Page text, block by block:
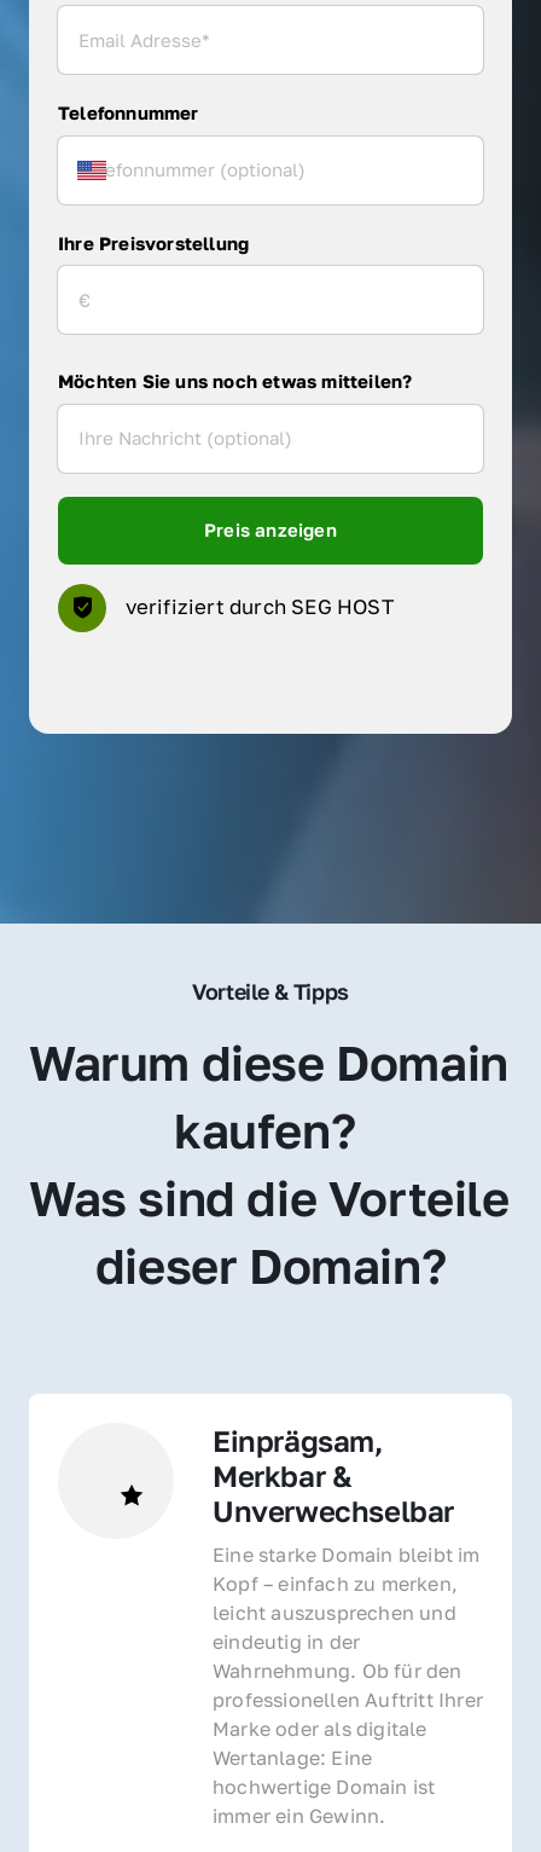
Telefonnummer
Ihre Preisvorstellung
Möchten Sie uns noch etwas mitteilen?
Preis anzeigen
verifiziert durch SEG HOST
Vorteile & Tipps
Warum diese Domain
kaufen?
Was sind die Vorteile
dieser Domain?
Einprägsam,
Merkbar &
Unverwechselbar
Eine starke Domain bleibt im
Kopf – einfach zu merken,
leicht auszusprechen und
eindeutig in der
Wahrnehmung. Ob für den
professionellen Auftritt Ihrer
Marke oder als digitale
Wertanlage: Eine
hochwertige Domain ist
immer ein Gewinn.